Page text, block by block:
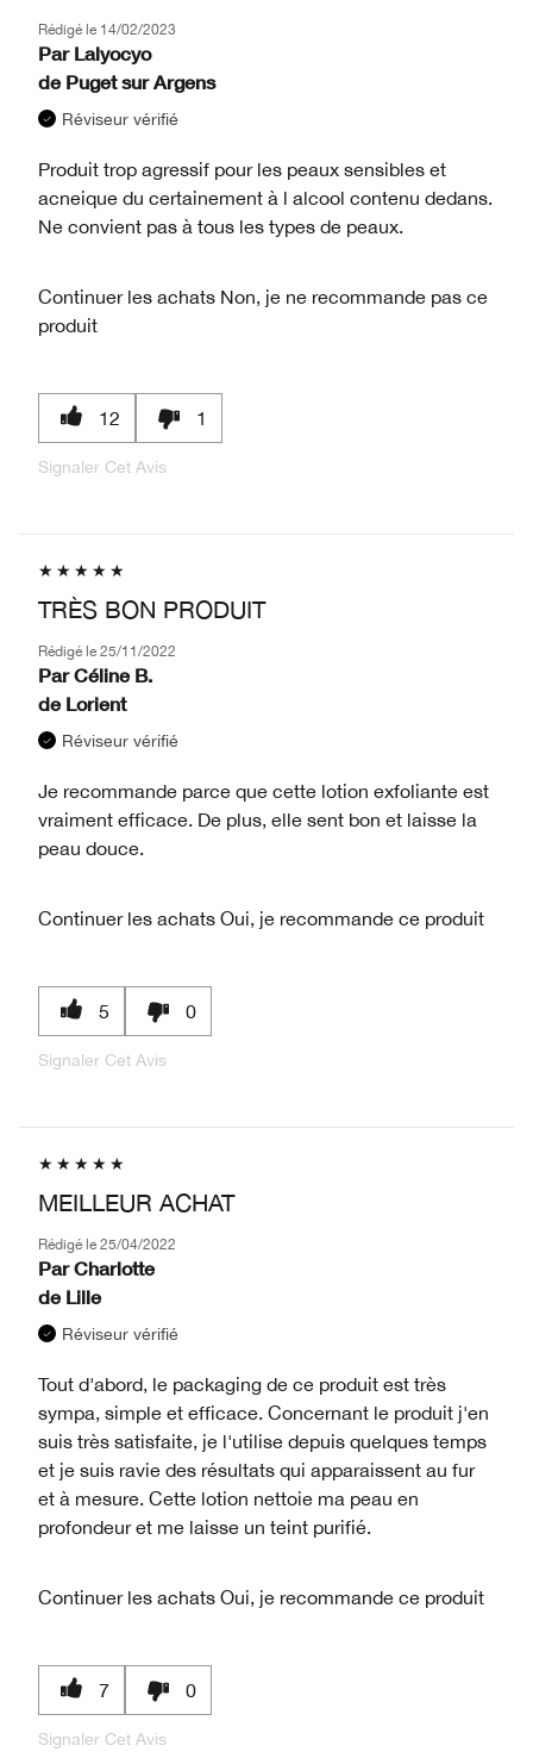
Rédigé le 14/02/2023
Par Lalyocyo
de Puget sur Argens
Réviseur vérifié
Produit trop agressif pour les peaux sensibles et
acneique du certainement à l alcool contenu dedans.
Ne convient pas à tous les types de peaux.
Continuer les achats Non, je ne recommande pas ce
produit
12 1
Signaler Cet Avis
TRÈS BON PRODUIT
Rédigé le 25/11/2022
Par Céline B.
de Lorient
Réviseur vérifié
Je recommande parce que cette lotion exfoliante est
vraiment efficace. De plus, elle sent bon et laisse la
peau douce.
Continuer les achats Oui, je recommande ce produit
5 0
Signaler Cet Avis
MEILLEUR ACHAT
Rédigé le 25/04/2022
Par Charlotte
de Lille
Réviseur vérifié
Tout d'abord, le packaging de ce produit est très
sympa, simple et efficace. Concernant le produit j'en
suis très satisfaite, je l'utilise depuis quelques temps
et je suis ravie des résultats qui apparaissent au fur
et à mesure. Cette lotion nettoie ma peau en
profondeur et me laisse un teint purifié.
Continuer les achats Oui, je recommande ce produit
7 0
Signaler Cet Avis